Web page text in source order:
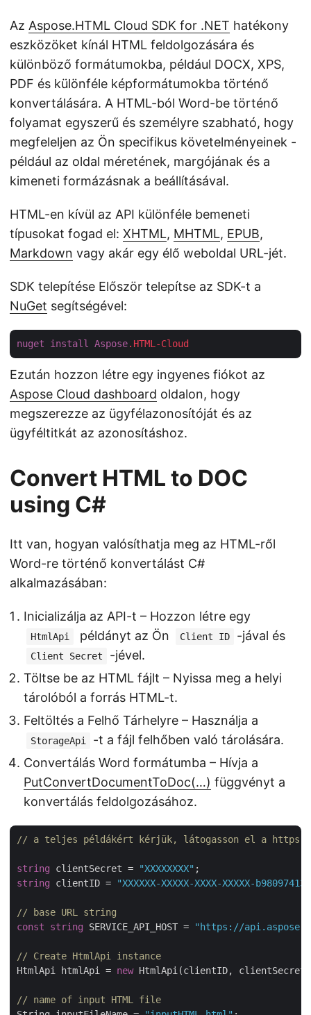
Az Aspose.HTML Cloud SDK for .NET hatékony
eszközöket kínál HTML feldolgozására és
különböző formátumokba, például DOCX, XPS,
PDF és különféle képformátumokba történő
konvertálására. A HTML-ból Word-be történő
folyamat egyszerű és személyre szabható, hogy
megfeleljen az Ön specifikus követelményeinek -
például az oldal méretének, margójának és a
kimeneti formázásnak a beállításával.
HTML-en kívül az API különféle bemeneti
típusokat fogad el: XHTML, MHTML, EPUB,
Markdown vagy akár egy élő weboldal URL-jét.
SDK telepítése Először telepítse az SDK-t a
NuGet segítségével:
nuget install Aspose.HTML-Cloud
Ezután hozzon létre egy ingyenes fiókot az
Aspose Cloud dashboard oldalon, hogy
megszerezze az ügyfélazonosítóját és az
ügyféltitkát az azonosításhoz.
Convert HTML to DOC
using C#
Itt van, hogyan valósíthatja meg az HTML-ről
Word-re történő konvertálást C#
alkalmazásában:
Inicializálja az API-t – Hozzon létre egy
HtmlApi példányt az Ön Client ID -jával és
Client Secret
-jével.
Töltse be az HTML fájlt – Nyissa meg a helyi
tárolóból a forrás HTML-t.
Feltöltés a Felhő Tárhelyre – Használja a
StorageApi
-t a fájl felhőben való tárolására.
Convertálás Word formátumba – Hívja a
PutConvertDocumentToDoc(…) függvényt a
konvertálás feldolgozásához.
// a teljes példákért kérjük, látogasson el a https://
string clientSecret = "XXXXXXXX"
string clientID = "XXXXXX-XXXXX-XXXX-XXXXX-
// base URL string
const
string SERVICE_API_HOST = "https://
// Create HtmlApi instance
HtmlApi htmlApi = new HtmlApi(clientID,
// name of input HTML file